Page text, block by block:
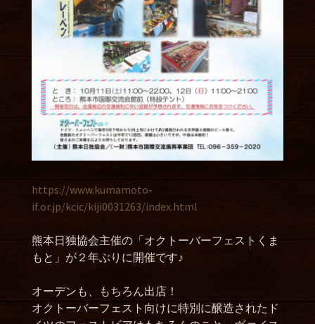
https://www.kumamoto-
if.or.jp/kcic/kiji0031263/index.html
熊本日独協会主催の「オクトーバーフェストくま
もと」が２年ぶりに開催です♪
オーデンも、もちろん出店！
オクトーバーフェスト向けに特別に醸造されたド